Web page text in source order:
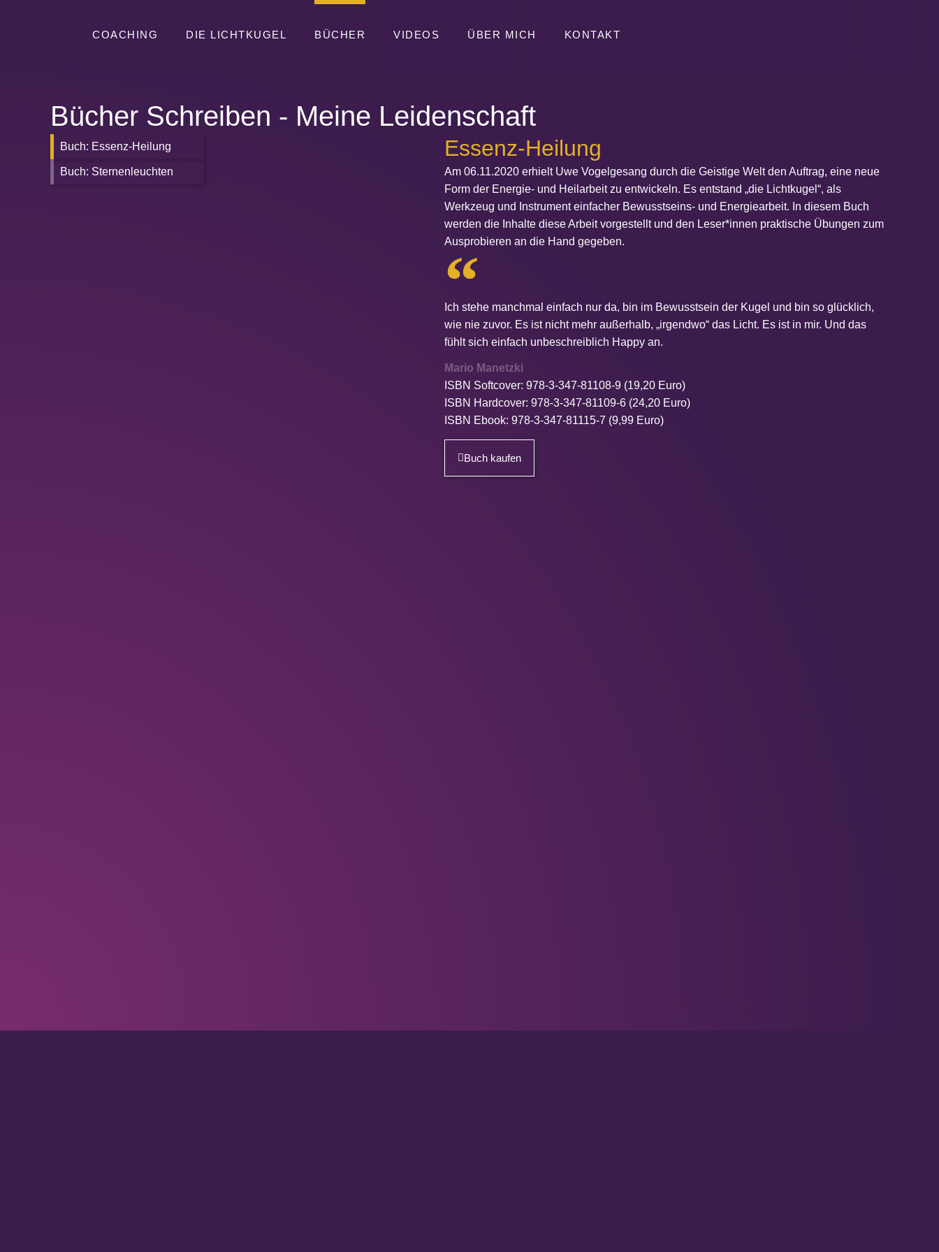
COACHING DIE LICHTKUGEL BÜCHER VIDEOS ÜBER MICH KONTAKT
Bücher Schreiben - Meine Leidenschaft
Buch: Essenz-Heilung
Buch: Sternenleuchten
Essenz-Heilung
Am 06.11.2020 erhielt Uwe Vogelgesang durch die Geistige Welt den Auftrag, eine neue
Form der Energie- und Heilarbeit zu entwickeln. Es entstand „die Lichtkugel“, als
Werkzeug und Instrument einfacher Bewusstseins- und Energiearbeit. In diesem Buch
werden die Inhalte diese Arbeit vorgestellt und den Leser*innen praktische Übungen zum
Ausprobieren an die Hand gegeben.
Ich stehe manchmal einfach nur da, bin im Bewusstsein der Kugel und bin so glücklich,
wie nie zuvor. Es ist nicht mehr außerhalb, „irgendwo“ das Licht. Es ist in mir. Und das
fühlt sich einfach unbeschreiblich Happy an.
Mario Manetzki
ISBN Softcover: 978-3-347-81108-9 (19,20 Euro)
ISBN Hardcover: 978-3-347-81109-6 (24,20 Euro)
ISBN Ebook: 978-3-347-81115-7 (9,99 Euro)
Buch kaufen